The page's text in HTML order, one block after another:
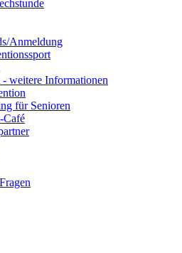
Anmeldung
- weitere Informationen
für Senioren
Café